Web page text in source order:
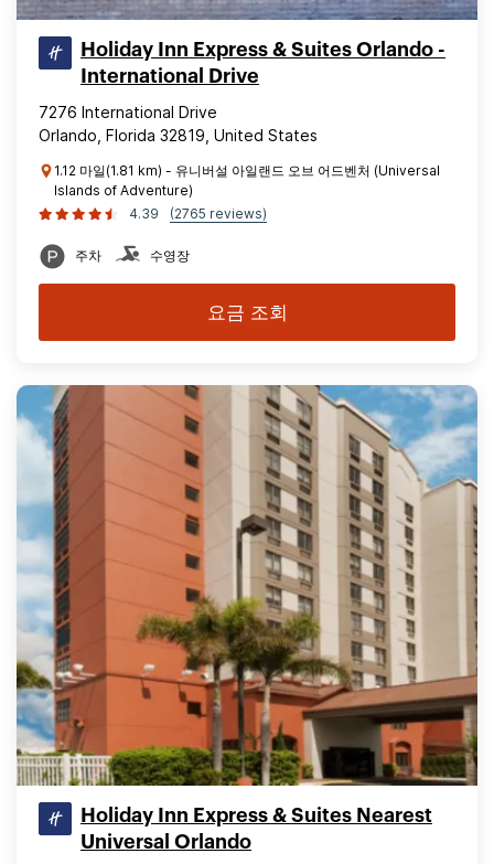
Holiday Inn Express & Suites Orlando -
International Drive
7276 International Drive
Orlando, Florida 32819, United States
1.12 마일(1.81 km) - 유니버설 아일랜드 오브 어드벤처 (Universal
Islands of Adventure)
4.39
(2765 reviews)
주차 수영장
요금 조회
Holiday Inn Express & Suites Nearest
Universal Orlando